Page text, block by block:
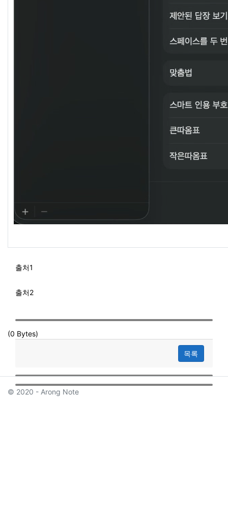
출처1
출처2
(0 Bytes)
목록
© 2020 - Arong Note